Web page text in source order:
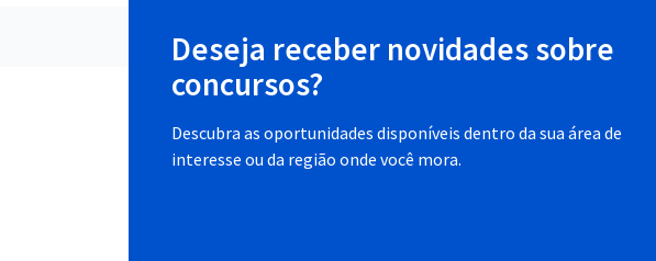
Deseja receber novidades sobre
concursos?
Descubra as oportunidades disponíveis dentro da sua área de
interesse ou da região onde você mora.